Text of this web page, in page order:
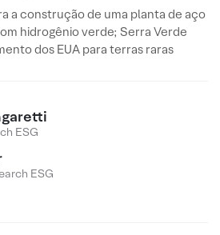
a construção de uma planta de aço
hidrogênio verde; Serra Verde
dos EUA para terras raras
ESG
ESG